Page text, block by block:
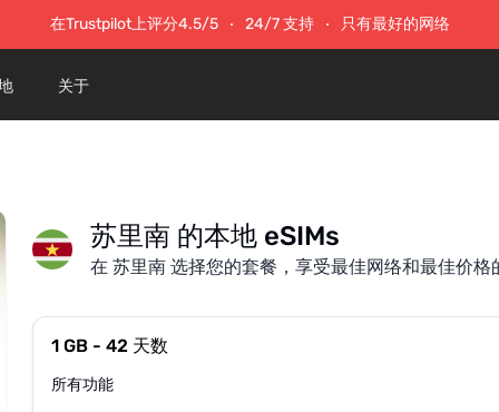
在Trustpilot上评分4.5/5 24/7 支持 只有最好的网络
关于
苏里南 的本地 eSIMs
在 苏里南 选择您的套餐，享受最佳网络和最佳价格
1 GB - 42 天数
所有功能